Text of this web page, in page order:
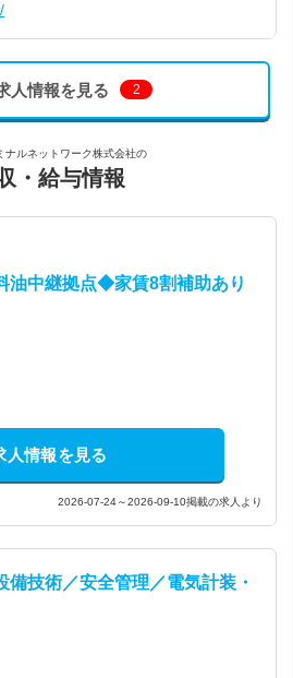
人情報を見る 2
ナルネットワーク株式会社の
・給与情報
油中継拠点◆家賃8割補助あり
人情報を見る
2026-07-24～2026-09-10掲載の求人より
備技術／安全管理／電気計装・